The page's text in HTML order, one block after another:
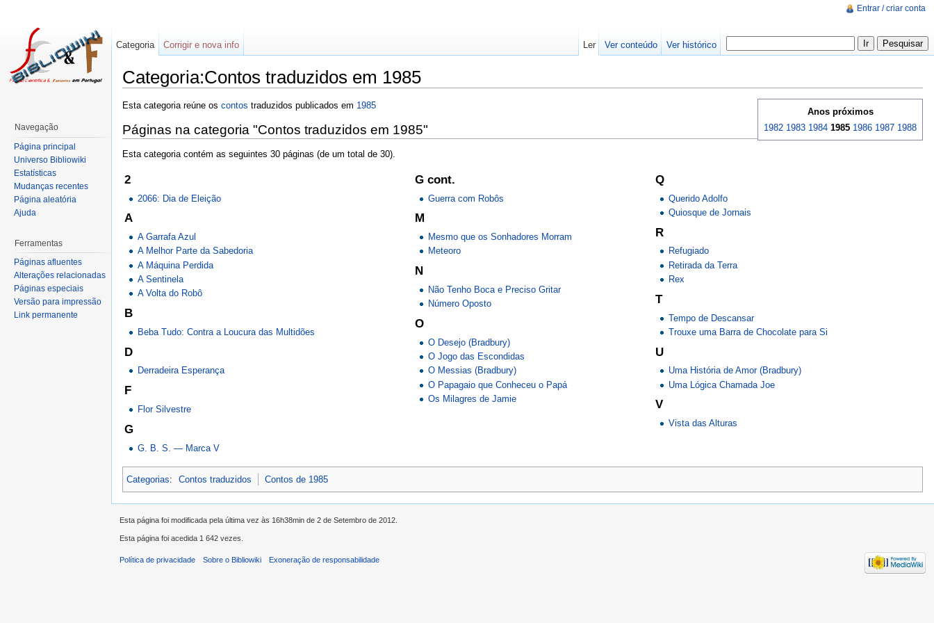
Categoria:Contos traduzidos em 1985
Anos próximos
1982 1983 1984 1985 1986 1987 1988
Esta categoria reúne os contos traduzidos publicados em 1985
Páginas na categoria "Contos traduzidos em 1985"
Esta categoria contém as seguintes 30 páginas (de um total de 30).
2
2066: Dia de Eleição
A
A Garrafa Azul
A Melhor Parte da Sabedoria
A Máquina Perdida
A Sentinela
A Volta do Robô
B
Beba Tudo: Contra a Loucura das Multidões
D
Derradeira Esperança
F
Flor Silvestre
G
G. B. S. — Marca V
G cont.
Guerra com Robôs
M
Mesmo que os Sonhadores Morram
Meteoro
N
Não Tenho Boca e Preciso Gritar
Número Oposto
O
O Desejo (Bradbury)
O Jogo das Escondidas
O Messias (Bradbury)
O Papagaio que Conheceu o Papá
Os Milagres de Jamie
Q
Querido Adolfo
Quiosque de Jornais
R
Refugiado
Retirada da Terra
Rex
T
Tempo de Descansar
Trouxe uma Barra de Chocolate para Si
U
Uma História de Amor (Bradbury)
Uma Lógica Chamada Joe
V
Vista das Alturas
Categorias: Contos traduzidos Contos de 1985
Entrar / criar conta
Categoria Corrigir e nova info Ler Ver conteúdo Ver histórico
Navegação
Página principal
Universo Bibliowiki
Estatísticas
Mudanças recentes
Página aleatória
Ajuda
Ferramentas
Páginas afluentes
Alterações relacionadas
Páginas especiais
Versão para impressão
Link permanente
Esta página foi modificada pela última vez às 16h38min de 2 de Setembro de 2012.
Esta página foi acedida 1 642 vezes.
Política de privacidade Sobre o Bibliowiki Exoneração de responsabilidade